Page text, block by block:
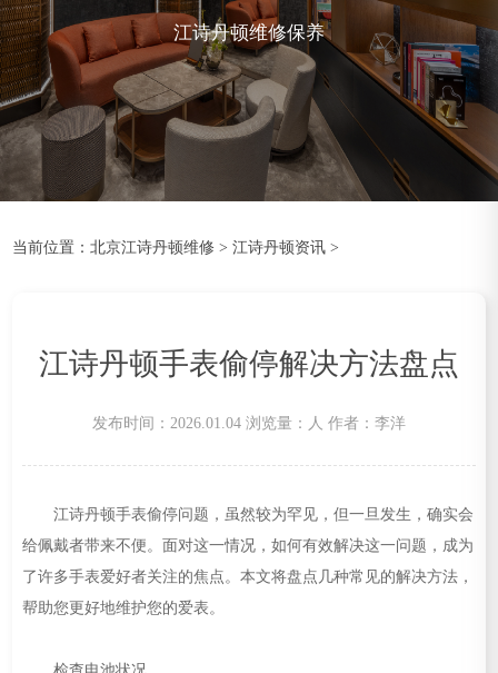
江诗丹顿维修保养
当前位置：北京江诗丹顿维修 >江诗丹顿资讯 >
江诗丹顿手表偷停解决方法盘点
发布时间：2026.01.04 浏览量： 人 作者：李洋
江诗丹顿手表偷停问题，虽然较为罕见，但一旦发生，确实会
给佩戴者带来不便。面对这一情况，如何有效解决这一问题，成为
了许多手表爱好者关注的焦点。本文将盘点几种常见的解决方法，
帮助您更好地维护您的爱表。